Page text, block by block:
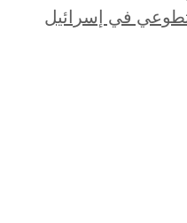
تطوعي في إسرائيل